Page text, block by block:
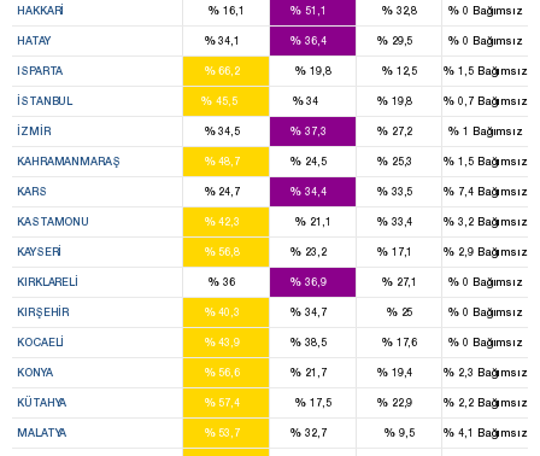
HAKKARI % 16,1 % 51,1 %32,8 % 0 Bağımsız
HATAY %34,1 % 36,4 %29,5 % 0 Bağımsız
ISPARTA %66,2 % 19,8 %12,5 % 1,5 Bağımsız
İSTANBUL % 45,5 %34
13
%19,8 % 0,7 Bağımsız
İZMIR %34,5 % 37,3 %27,2 % 1 Bağımsız
KAHRAMANMARAŞ %48,7 % 24,5 %25,3 % 1,5 Bağımsız
KARS %24,7 % 34,4 %33,5 % 7,4 Bağımsız
KASTAMONU %42,3 % 21,1 %33,4 % 3,2 Bağımsız
KAYSERI %56,8 % 23,2 %17,1 % 2,9 Bağımsız
KIRKLARELI % 36 % 36,9 %27,1 % 0 Bağımsız
KIRŞEHIR %40,3 % 34,7 %25 % 0 Bağımsız
KOCAELI %43,9 % 38,5 %17,6 % 0 Bağımsız
KONYA %56,6 % 21,7 %19,4 % 2,3 Bağımsız
KÜTAHYA %57,4 % 17,5 %22,9 % 2,2 Bağımsız
MALATYA %53,7 % 32,7 % 9,5 % 4,1 Bağımsız